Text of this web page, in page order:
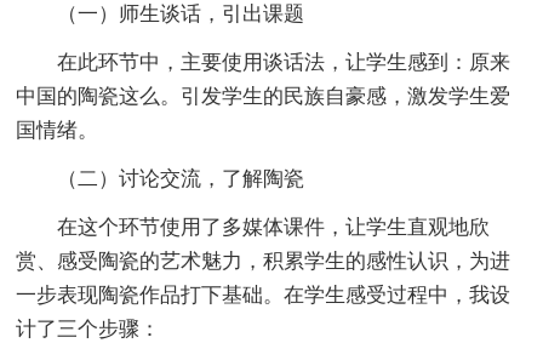
（一）师生谈话，引出课题
在此环节中，主要使用谈话法，让学生感到：原来
中国的陶瓷这么。引发学生的民族自豪感，激发学生爱
国情绪。
（二）讨论交流，了解陶瓷
在这个环节使用了多媒体课件，让学生直观地欣
赏、感受陶瓷的艺术魅力，积累学生的感性认识，为进
一步表现陶瓷作品打下基础。在学生感受过程中，我设
计了三个步骤：